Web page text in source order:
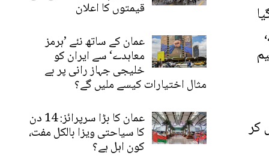
تقسیم
کر
قیمتوں کا اعلان
عمان کے ساتھ نئے ’ہرمز
معاہدے‘ سے ایران کو
خلیجی جہاز رانی پر بے
مثال اختیارات کیسے ملیں گے؟
عمان کا بڑا سرپرائز: 14 دن
کا سیاحتی ویزا بالکل مفت،
کون اہل ہے؟